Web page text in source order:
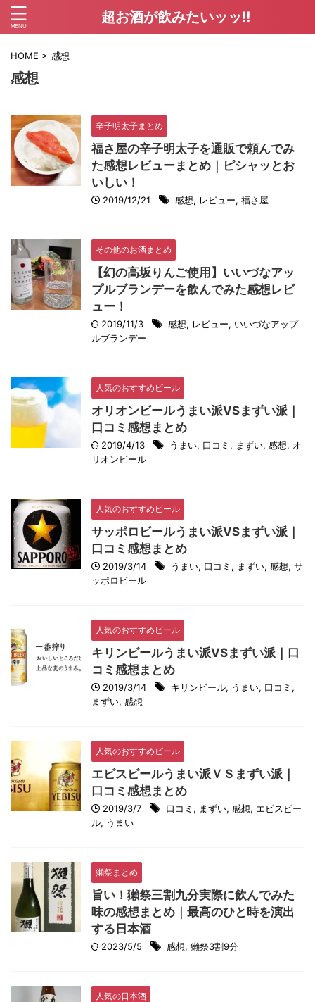
超お酒が飲みたいッッ!!
HOME > 感想
感想
辛子明太子まとめ
福さ屋の辛子明太子を通販で頼んでみ
た感想レビューまとめ｜ピシャッとお
いしい！
2019/12/21 感想, レビュー, 福さ屋
その他のお酒まとめ
【幻の高坂りんご使用】いいづなアッ
プルブランデーを飲んでみた感想レビ
ュー！
2019/11/3 感想, レビュー, いいづなアップ
ルブランデー
人気のおすすめビール
オリオンビールうまい派VSまずい派｜
口コミ感想まとめ
2019/4/13 うまい, 口コミ , まずい, 感想, オ
リオンビール
人気のおすすめビール
サッポロビールうまい派VSまずい派｜
口コミ感想まとめ
2019/3/14 うまい, 口コミ , まずい, 感想, サ
ッポロビール
人気のおすすめビール
キリンビールうまい派VSまずい派｜口
コミ感想まとめ
2019/3/14 キリンビール, うまい, 口コミ ,
まずい, 感想
人気のおすすめビール
エビスビールうまい派ＶＳまずい派｜
口コミ感想まとめ
2019/3/7 口コミ , まずい, 感想, エビスビー
ル, うまい
獺祭まとめ
旨い！獺祭三割九分実際に飲んでみた
味の感想まとめ｜最高のひと時を演出
する日本酒
2023/5/5 感想, 獺祭3割9分
人気の日本酒